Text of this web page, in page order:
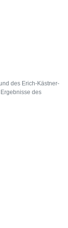
des Erich-Kästner-
des